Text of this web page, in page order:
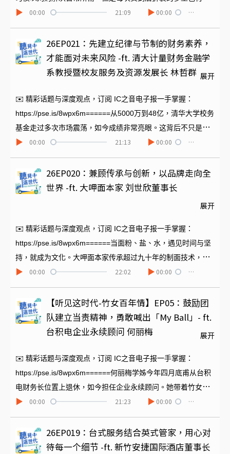
对环境都是负担。为此叶德伟创办了配客嘉PackAge+，提供可
以重复使用的环保包材，与各零售代理合作。不仅如此，他发
现科技产业ＢtoＢ的物流运送量比网购代理更加惊人，而且为
了与国际接轨，更亟需要各种减碳解方。配客嘉PackAge+在此
时正好能够提供符合ESG刚需的方案，陆续展开与台积电、联
个充满可能性的新创绿色企业。 拜访配客嘉PackAge+网站：
https://package-plus.com/ ======节目制作｜陈冬菱
00:00 21:09 00:00 …
26EP021：先建立纪律与节制的财务素养，
才能面对未来风险 -ft. 清大计量财务金融学
系教授暨校友服务及资源发展长 林哲群 展开
✉️ 精彩话题与深度观点，订阅 IC之音电子报一手掌握：
https://pse.is/8wpx6m======从5000万到48亿，清华大学校务
基金走过多次市场震荡，如今成绩非常亮眼。这背后不只是投
资策略，更是一套可以被学习的「长赢思维」。本集就为您请
到清大计量财务金融学系教授暨校友服务及资源发展长 林哲群
教授，请他谈谈校务团队在经历许多次国际金融震荡之后，仍
能有杰出表现的关键因素。以及他为学生建立的风险控管与财
00:00 21:13 00:00 …
26EP020：兼顾传承与创新，以品牌走向全
世界 -ft. 大呷面本家 刘世欣董事长
展开
✉️ 精彩话题与深度观点，订阅 IC之音电子报一手掌握：
https://pse.is/8wpx6m======当面粉、盐、水，遇见时间与坚
持，就成为文化。大呷面本家传承超过九十年的制面技术，由
第三代刘世欣董事长开创出品牌之路。本集我们邀请到刘董事
长，带领我们一起看见一个传统产业，如何在转型与创新中，
走出属于台湾的品牌之路。同时他还引入ISO工厂管理标准，再
与在地小农结合，开创出特殊商品，共创青农不一样的未来。
======节目制作｜陈冬菱
00:00 22:02 00:00 …
【听见这时代-竹女百年情】EP05：鼓励团
队建立当责精神，勇敢喊出「My Ball」- ft.
台积电企业永续顾问 何丽梅
展开
✉️ 精彩话题与深度观点，订阅 IC之音电子报一手掌握：
https://pse.is/8wpx6m======何丽梅学姊今年四月底甫从台积
电财务长位置上退休，如今担任企业永续顾问。她带着竹女给
予的均衡教育底蕴和勇于担责的领导力，多年来在职场上有着
亮眼的成绩。本集为您邀请她来分享校园生活回忆，以及在排
球校队期间她领悟的「My Ball」精神，如何转化成职场中鼓励
同仁勇于承担的当责力。同时何丽梅学姐也精准地指出在 AI 时
00:00 21:23 00:00 …
26EP019：台式服务结合英式管家，用心对
待每一个细节 -ft. 新竹安捷国际酒店董事长